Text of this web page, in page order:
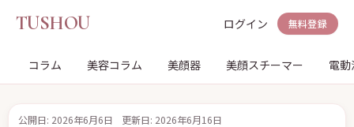
TUSHOU ログイン 無料登録
コラム 美容コラム 美顔器 美顔スチーマー 電
公開日: 2026年6月6日 更新日: 2026年6月16日